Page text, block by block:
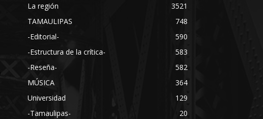
La región
3521
TAMAULIPAS
748
-Editorial-
590
-Estructura de la crítica-
583
-Reseña-
582
MÚSICA
364
Universidad
129
-Tamaulipas-
20